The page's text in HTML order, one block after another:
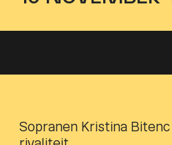
Sopranen Kristina